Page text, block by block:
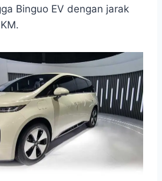
Binguo EV dengan jarak